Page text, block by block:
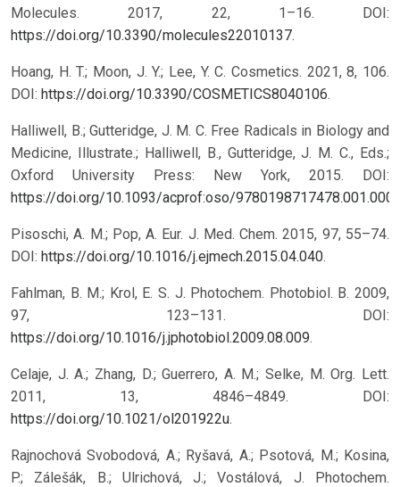
Molecules. 2017, 22, 1–16. DOI:
https://doi.org/10.3390/molecules22010137.
Hoang, H. T.; Moon, J. Y.; Lee, Y. C. Cosmetics. 2021, 8, 106.
DOI: https://doi.org/10.3390/COSMETICS8040106.
Halliwell, B.; Gutteridge, J. M. C. Free Radicals in Biology and
Medicine, Illustrate.; Halliwell, B., Gutteridge, J. M. C., Eds.;
Oxford University Press: New York, 2015. DOI:
https://doi.org/10.1093/acprof:oso/
Pisoschi, A. M.; Pop, A. Eur. J. Med. Chem. 2015, 97, 55–74.
DOI: https://doi.org/10.1016/j.ejmech.2015.04.040.
Fahlman, B. M.; Krol, E. S. J. Photochem. Photobiol. B. 2009,
97, 123–131. DOI:
https://doi.org/10.1016/j.jphotobiol.2009.08.009.
Celaje, J. A.; Zhang, D.; Guerrero, A. M.; Selke, M. Org. Lett.
2011, 13, 4846–4849. DOI:
https://doi.org/10.1021/ol201922u.
Rajnochová Svobodová, A.; Ryšavá, A.; Psotová, M.; Kosina,
P.; Zálešák, B.; Ulrichová, J.; Vostálová, J. Photochem.